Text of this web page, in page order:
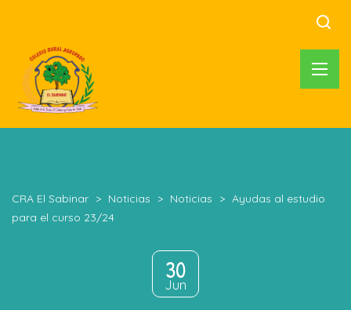
CRA El Sabinar > Noticias > Noticias > Ayudas al estudio
para el curso 23/24
30
Jun